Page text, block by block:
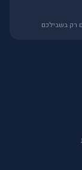
רק בשבילכם